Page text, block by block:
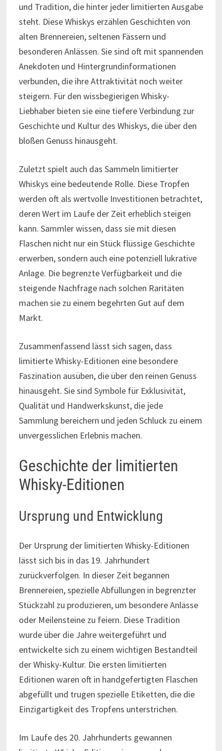
und Tradition, die hinter jeder limitierten Ausgabe
steht. Diese Whiskys erzählen Geschichten von
alten Brennereien, seltenen Fässern und
besonderen Anlässen. Sie sind oft mit spannenden
Anekdoten und Hintergrundinformationen
verbunden, die ihre Attraktivität noch weiter
steigern. Für den wissbegierigen Whisky-
Liebhaber bieten sie eine tiefere Verbindung zur
Geschichte und Kultur des Whiskys, die über den
bloßen Genuss hinausgeht.
Zuletzt spielt auch das Sammeln limitierter
Whiskys eine bedeutende Rolle. Diese Tropfen
werden oft als wertvolle Investitionen betrachtet,
deren Wert im Laufe der Zeit erheblich steigen
kann. Sammler wissen, dass sie mit diesen
Flaschen nicht nur ein Stück flüssige Geschichte
erwerben, sondern auch eine potenziell lukrative
Anlage. Die begrenzte Verfügbarkeit und die
steigende Nachfrage nach solchen Raritäten
machen sie zu einem begehrten Gut auf dem
Markt.
Zusammenfassend lässt sich sagen, dass
limitierte Whisky-Editionen eine besondere
Faszination ausüben, die über den reinen Genuss
hinausgeht. Sie sind Symbole für Exklusivität,
Qualität und Handwerkskunst, die jede
Sammlung bereichern und jeden Schluck zu einem
unvergesslichen Erlebnis machen.
Geschichte der limitierten
Whisky-Editionen
Ursprung und Entwicklung
Der Ursprung der limitierten Whisky-Editionen
lässt sich bis in das 19. Jahrhundert
zurückverfolgen. In dieser Zeit begannen
Brennereien, spezielle Abfüllungen in begrenzter
Stückzahl zu produzieren, um besondere Anlässe
oder Meilensteine zu feiern. Diese Tradition
wurde über die Jahre weitergeführt und
entwickelte sich zu einem wichtigen Bestandteil
der Whisky-Kultur. Die ersten limitierten
Editionen waren oft in handgefertigten Flaschen
abgefüllt und trugen spezielle Etiketten, die die
Einzigartigkeit des Tropfens unterstrichen.
Im Laufe des 20. Jahrhunderts gewannen